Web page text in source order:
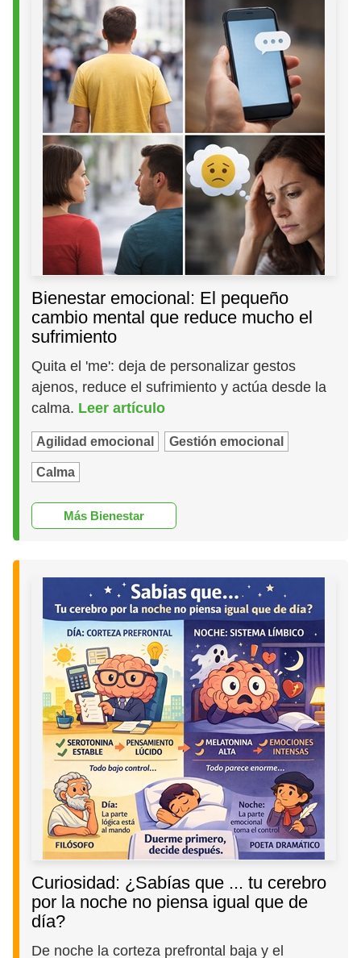
Bienestar emocional: El pequeño
cambio mental que reduce mucho el
sufrimiento
Quita el 'me': deja de personalizar gestos
ajenos, reduce el sufrimiento y actúa desde la
calma. Leer artículo
Agilidad emocional Gestión emocional
Calma
Más Bienestar
Curiosidad: ¿Sabías que ... tu cerebro
por la noche no piensa igual que de
día?
De noche la corteza prefrontal baja y el